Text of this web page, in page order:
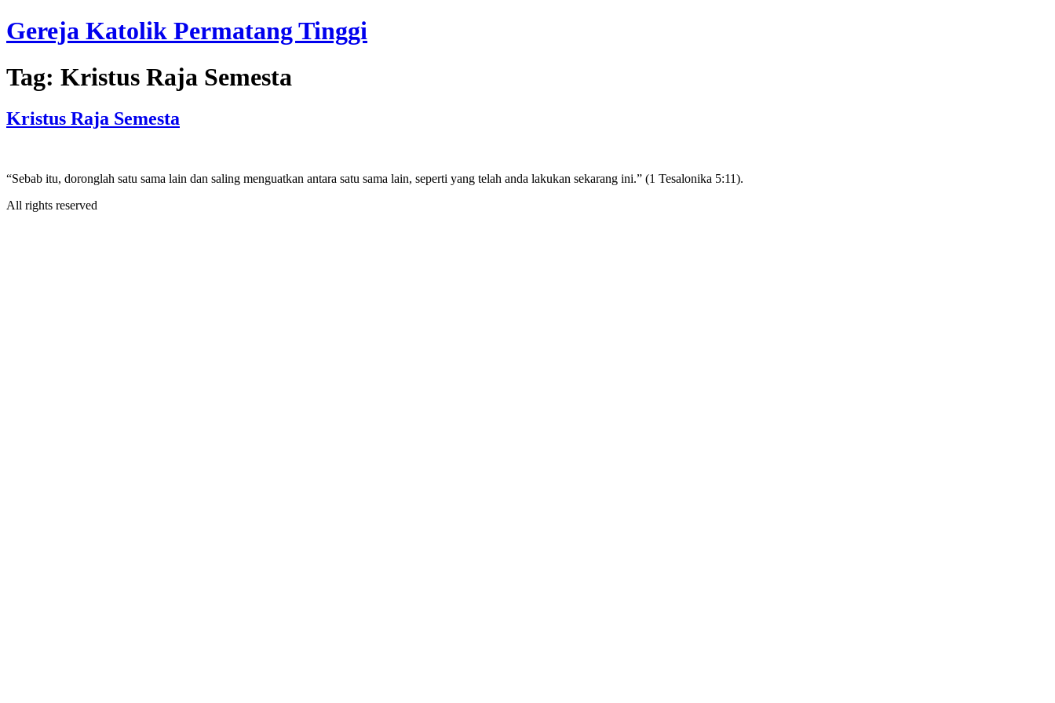
Skip
to
Gereja Katolik Permatang Tinggi
Tag: Kristus Raja Semesta
Kristus Raja Semesta
“Sebab itu, doronglah satu sama lain dan saling menguatkan antara satu sama lain, seperti yang telah anda lakukan sekarang ini.” (1 Tesalonika 5:11).
All rights reserved